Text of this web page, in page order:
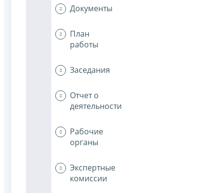
Документы
План
работы
Заседания
Отчет о
деятельности
Рабочие
органы
Экспертные
комиссии